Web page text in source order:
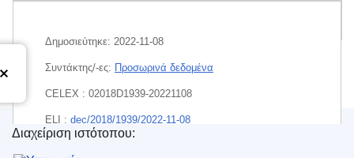
Δημοσιεύτηκε: 2022-11-08
Συντάκτης/-ες: Προσωρινά δεδομένα
CELEX : 02018D1939-20221108
ELI : dec/2018/1939/2022-11-08
Υπηρεσία Εκδόσεων της Ευρωπαϊκής Ένωσης
Διαχείριση ιστότοπου: